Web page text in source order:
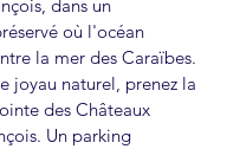
dans un
où l'océan
la mer des Caraïbes.
joyau naturel, prenez la
des Châteaux
Un parking